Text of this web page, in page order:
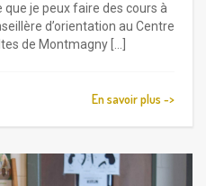
je peux faire des cours à
d’orientation au Centre
de Montmagny [...]
En savoir plus ->